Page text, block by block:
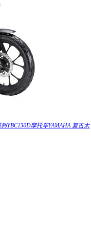
YBC150D摩托车YAMAHA 复古太